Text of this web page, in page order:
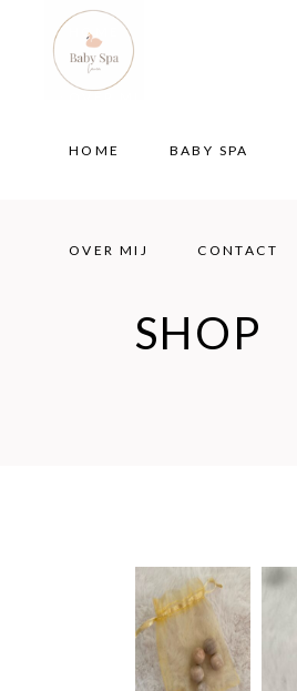
HOME BABY SPA
OVER MIJ CONTACT
HOME
SHOP